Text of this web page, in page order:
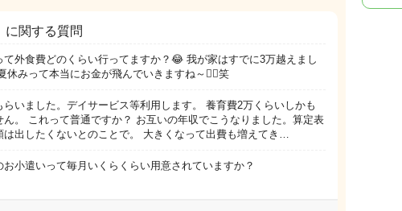
に関する質問
て外食費どのくらい行ってますか？😂 我が家はすでに3万越えまし
休みって本当にお金が飛んでいきますね～🤦‍♀️笑
らいました。デイサービス等利用します。 養育費2万くらいしかも
ん。 これって普通ですか？ お互いの年収でこうなりました。算定表
は出したくないとのことで。 大きくなって出費も増えてき…
お小遣いって毎月いくらくらい用意されていますか？